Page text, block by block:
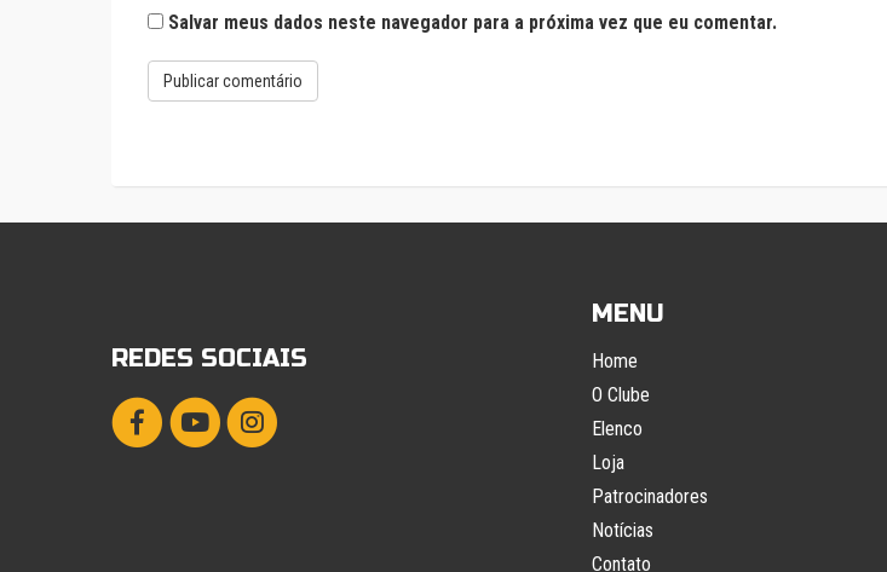
Salvar meus dados neste navegador para a próxima vez que eu comentar.
REDES SOCIAIS
MENU
Home
O Clube
Elenco
Loja
Patrocinadores
Notícias
Contato